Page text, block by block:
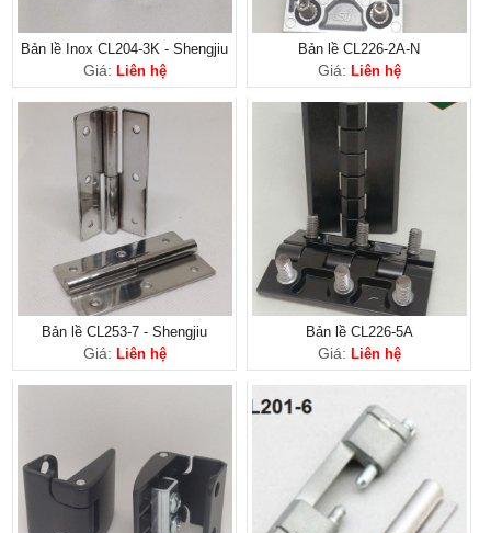
Bản lề Inox CL204-3K - Shengjiu
Giá: Liên hệ
Bản lề CL226-2A-N
Giá: Liên hệ
Bản lề CL253-7 - Shengjiu
Giá: Liên hệ
Bản lề CL226-5A
Giá: Liên hệ